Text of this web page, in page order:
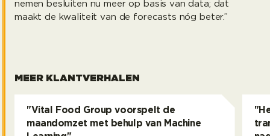
nemen besluiten nu meer op basis van data; dat
maakt de kwaliteit van de forecasts nóg beter.”
MEER KLANTVERHALEN
"Vital Food Group voorspelt de
maandomzet met behulp van Machine